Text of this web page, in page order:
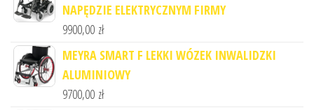
NAPĘDZIE ELEKTRYCZNYM FIRMY
9900,00 zł
MEYRA SMART F LEKKI WÓZEK INWALIDZKI
ALUMINIOWY
9700,00 zł